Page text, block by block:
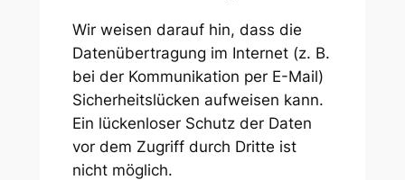
Wir weisen darauf hin, dass die
Datenübertragung im Internet (z. B.
bei der Kommunikation per E-Mail)
Sicherheitslücken aufweisen kann.
Ein lückenloser Schutz der Daten
vor dem Zugriff durch Dritte ist
nicht möglich.